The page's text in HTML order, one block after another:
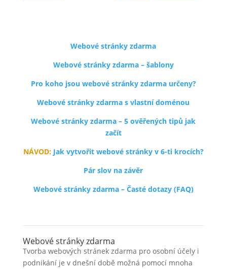
Webové stránky zdarma
Webové stránky zdarma – šablony
Pro koho jsou webové stránky zdarma určeny?
Webové stránky zdarma s vlastní doménou
Webové stránky zdarma – 5 ověřených tipů jak
začít
NÁVOD: Jak vytvořit webové stránky v 6-ti krocích?
Pár slov na závěr
Webové stránky zdarma – Časté dotazy (FAQ)
Webové stránky zdarma
Tvorba webových stránek zdarma pro osobní účely i
podnikání je v dnešní době možná pomocí mnoha